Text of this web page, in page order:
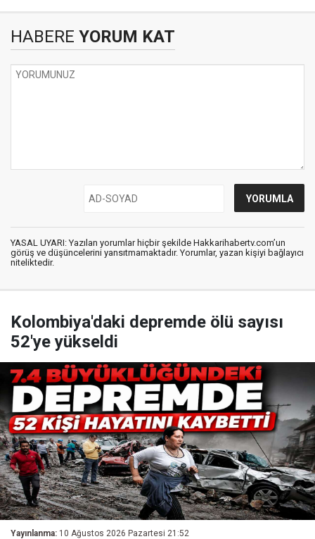
HABERE YORUM KAT
YASAL UYARI: Yazılan yorumlar hiçbir şekilde Hakkarihabertv.com’un
görüş ve düşüncelerini yansıtmamaktadır. Yorumlar, yazan kişiyi bağlayıcı
niteliktedir.
Kolombiya'daki depremde ölü sayısı
52'ye yükseldi
Yayınlanma: 10 Ağustos 2026 Pazartesi 21:52